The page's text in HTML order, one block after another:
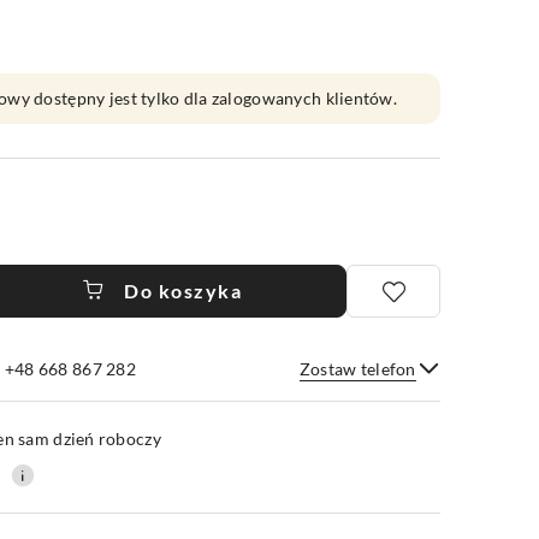
dostępny jest tylko dla zalogowanych klientów.
Do koszyka
668 867 282 Zostaw telefon
Wyślij
sam dzień roboczy